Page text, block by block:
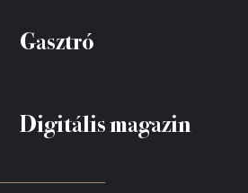
Gasztró
Digitális magazin